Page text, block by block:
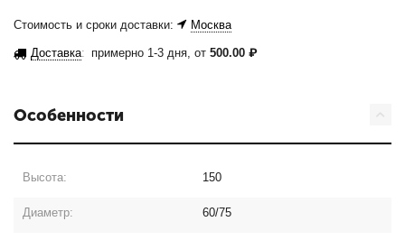
Стоимость и сроки доставки: Москва
Доставка: примерно 1-3 дня, от500.00 ₽
Особенности
Высота: 150
Диаметр: 60/75